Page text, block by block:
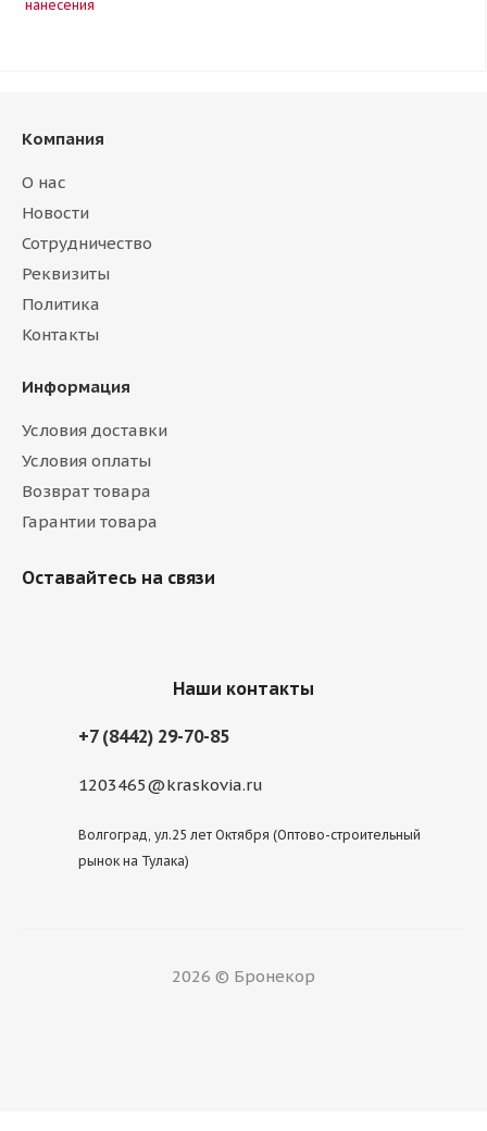
Компания
О нас
Новости
Сотрудничество
Реквизиты
Политика
Контакты
Информация
Условия доставки
Условия оплаты
Возврат товара
Гарантии товара
Оставайтесь на связи
Наши контакты
+7 (8442) 29-70-85
1203465@kraskovia.ru
Волгоград, ул.25 лет Октября (Оптово-строительный
рынок на Тулака)
2026 © Бронекор